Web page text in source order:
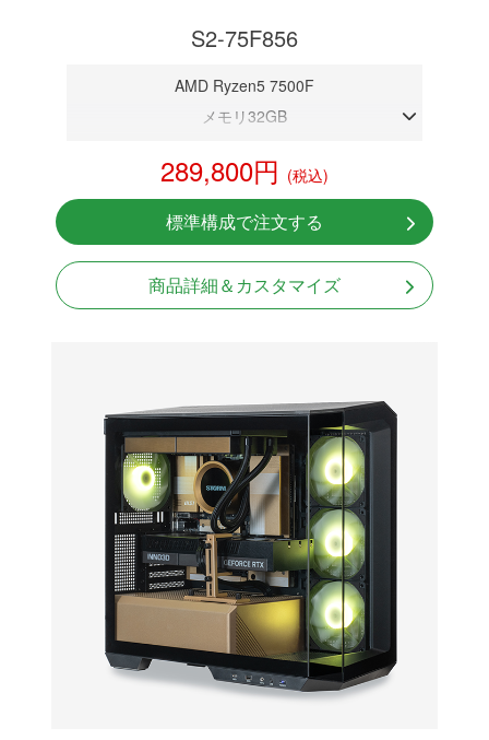
S2-75F856
AMD Ryzen5 7500F
メモリ32GB
NVMeSSD 1TB
無線LAN Bluetooth対応
Windows11 Home 64bit
289,800円 (税込)
標準構成で注文する
商品詳細＆カスタマイズ